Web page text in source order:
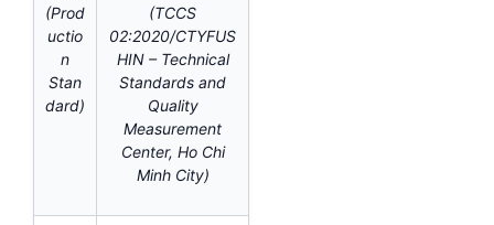
(Prod
uctio
n
Stan
dard)
(TCCS
02:2020/CTYFUS
HIN – Technical
Standards and
Quality
Measurement
Center, Ho Chi
Minh City)